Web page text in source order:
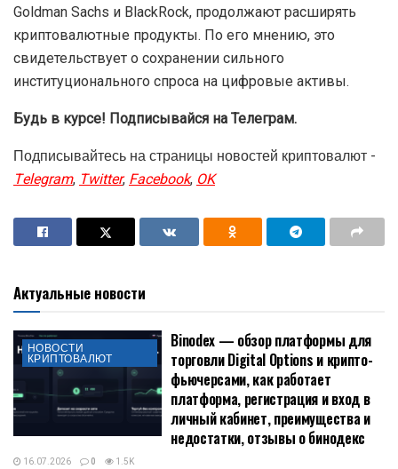
Goldman Sachs и BlackRock, продолжают расширять
криптовалютные продукты. По его мнению, это
свидетельствует о сохранении сильного
институционального спроса на цифровые активы.
Будь в курсе! Подписывайся на Телеграм.
Подписывайтесь на страницы новостей криптовалют -
Telegram,Twitter,Facebook,OK
Актуальные новости
НОВОСТИ
КРИПТОВАЛЮТ
Binodex — обзор платформы для
торговли Digital Options и крипто-
фьючерсами, как работает
платформа, регистрация и вход в
личный кабинет, преимущества и
недостатки, отзывы о бинодекс
16.07.2026 0 1.5K